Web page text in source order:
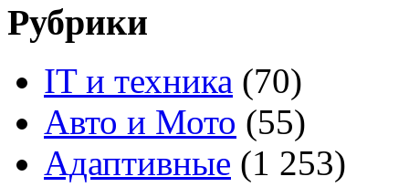
Рубрики
IT и техника (70)
Авто и Мото (55)
Адаптивные (1 253)